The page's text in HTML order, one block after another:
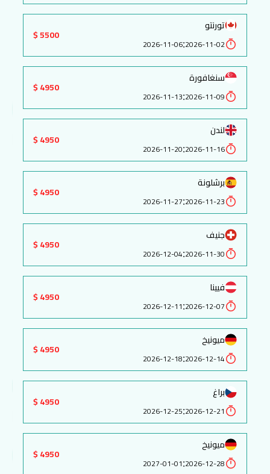
تورنتو
2026-11-02
:
2026-11-06
5500 $
سنغافورة
2026-11-09
:
2026-11-13
4950 $
لندن
2026-11-16
:
2026-11-20
4950 $
برشلونة
2026-11-23
:
2026-11-27
4950 $
جنيف
2026-11-30
:
2026-12-04
4950 $
فيينا
2026-12-07
:
2026-12-11
4950 $
ميونيخ
2026-12-14
:
2026-12-18
4950 $
براغ
2026-12-21
:
2026-12-25
4950 $
ميونيخ
2026-12-28
:
2027-01-01
4950 $